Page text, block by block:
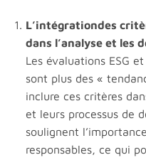
L’intégrationdes
dans l’analyse et les
Les évaluations ESG
sont plus des «
inclure ces critères
et leurs processus de
soulignent
responsables, ce qui